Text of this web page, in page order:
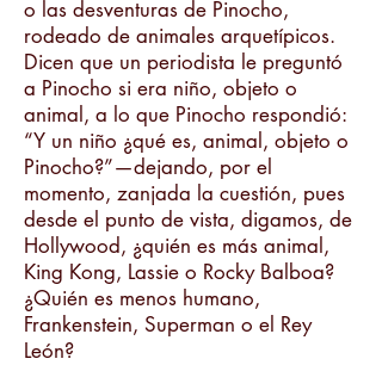
o las desventuras de Pinocho,
rodeado de animales arquetípicos.
Dicen que un periodista le preguntó
a Pinocho si era niño, objeto o
animal, a lo que Pinocho respondió:
“Y un niño ¿qué es, animal, objeto o
Pinocho?”—dejando, por el
momento, zanjada la cuestión, pues
desde el punto de vista, digamos, de
Hollywood, ¿quién es más animal,
King Kong, Lassie o Rocky Balboa?
¿Quién es menos humano,
Frankenstein, Superman o el Rey
León?